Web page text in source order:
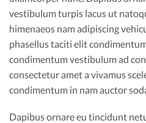
vestibulum turpis lacus ut
himenaeos nam adipiscing
phasellus taciti elit
condimentum vestibulum ad
consectetur amet a vivamus
condimentum in nam auctor
Dapibus ornare eu tincidunt